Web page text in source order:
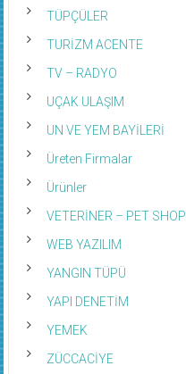
TÜPÇÜLER
TURİZM ACENTE
TV – RADYO
UÇAK ULAŞIM
UN VE YEM BAYİLERİ
Üreten Firmalar
Ürünler
VETERİNER – PET SHOP
WEB YAZILIM
YANGIN TÜPÜ
YAPI DENETİM
YEMEK
ZÜCCACİYE